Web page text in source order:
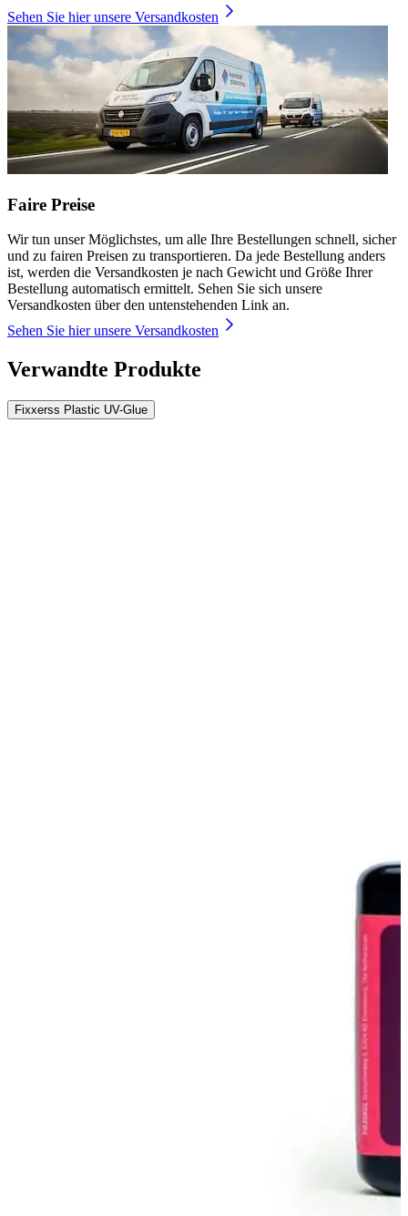
Sehen Sie hier unsere Versandkosten
Faire Preise
Wir tun unser Möglichstes, um alle Ihre Bestellungen schnell, sicher
und zu fairen Preisen zu transportieren. Da jede Bestellung anders
ist, werden die Versandkosten je nach Gewicht und Größe Ihrer
Bestellung automatisch ermittelt. Sehen Sie sich unsere
Versandkosten über den untenstehenden Link an.
Sehen Sie hier unsere Versandkosten
Verwandte Produkte
Fixxerss Plastic UV-Glue